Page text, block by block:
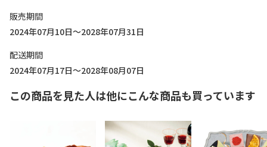
販売期間
2024年07月10日～2028年07月31日
配送期間
2024年07月17日～2028年08月07日
この商品を見た人は他にこんな商品も買っています